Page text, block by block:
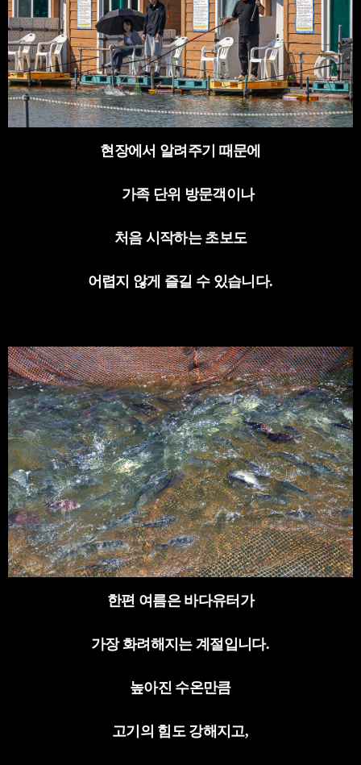
현장에서 알려주기 때문에
가족 단위 방문객이나
처음 시작하는 초보도
어렵지 않게 즐길 수 있습니다.
한편 여름은 바다유터가
가장 화려해지는 계절입니다.
높아진 수온만큼
고기의 힘도 강해지고,